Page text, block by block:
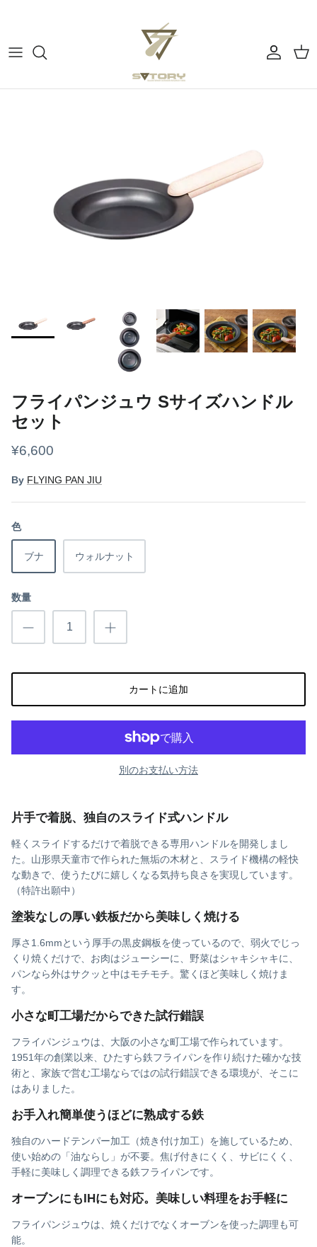
プ すべてのカテゴリー
チェア
テーブルウェア
ミュージック
ギアケース・コンテナ
ライト
焚き火
グランドシート
スリーピング
フード
ぼーっとする
よふかしの時間
ピクニックでウキウキ
フライパンジュウ Sサイズハンドル
セット
¥6,600
By FLYING PAN JIU
色
ブナ ウォルナット
数量
カートに追加
別のお支払い方法
片手で着脱、独自のスライド式ハンドル
軽くスライドするだけで着脱できる専用ハンドルを開発しまし
た。山形県天童市で作られた無垢の木材と、スライド機構の軽快
な動きで、使うたびに嬉しくなる気持ち良さを実現しています。
（特許出願中）
塗装なしの厚い鉄板だから美味しく焼ける
厚さ1.6mmという厚手の黒皮鋼板を使っているので、弱火でじっ
くり焼くだけで、お肉はジューシーに、野菜はシャキシャキに、
パンなら外はサクッと中はモチモチ。驚くほど美味しく焼けま
す。
小さな町工場だからできた試行錯誤
フライパンジュウは、大阪の小さな町工場で作られています。
1951年の創業以来、ひたすら鉄フライパンを作り続けた確かな技
術と、家族で営む工場ならではの試行錯誤できる環境が、そこに
はありました。
お手入れ簡単使うほどに熟成する鉄
独自のハードテンパー加工（焼き付け加工）を施しているため、
使い始めの「油ならし」が不要。焦げ付きにくく、サビにくく、
手軽に美味しく調理できる鉄フライパンです。
オーブンにもIHにも対応。美味しい料理をお手軽に
フライパンジュウは、焼くだけでなくオーブンを使った調理も可
能。